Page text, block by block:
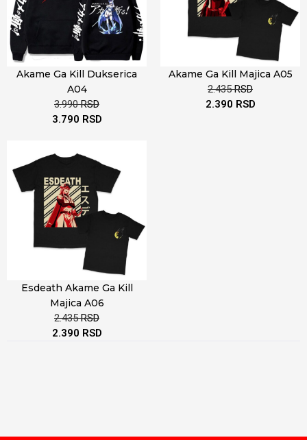
Akame Ga Kill Dukserica
A04
3.990RSD
3.790 RSD
Akame Ga Kill Majica A05
2.435RSD
2.390 RSD
Esdeath Akame Ga Kill
Majica A06
2.435RSD
2.390 RSD